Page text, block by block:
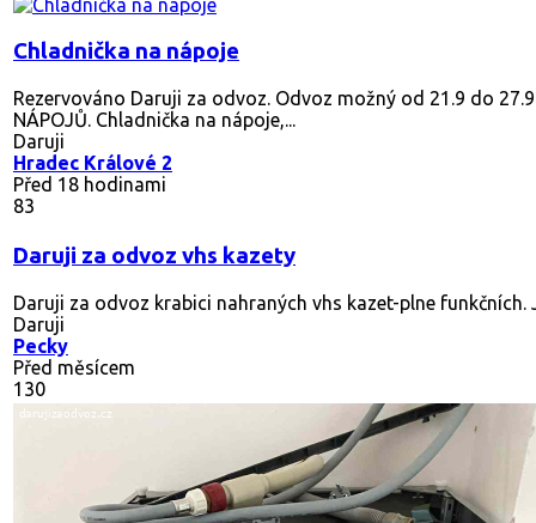
Chladnička na nápoje
Rezervováno Daruji za odvoz. Odvoz možný od 21.9 do
NÁPOJŮ. Chladnička na nápoje,...
Daruji
Hradec Králové 2
Před 18 hodinami
83
Daruji za odvoz vhs kazety
Daruji za odvoz krabici nahraných vhs kazet-plne funkčních.
Daruji
Pecky
Před měsícem
130